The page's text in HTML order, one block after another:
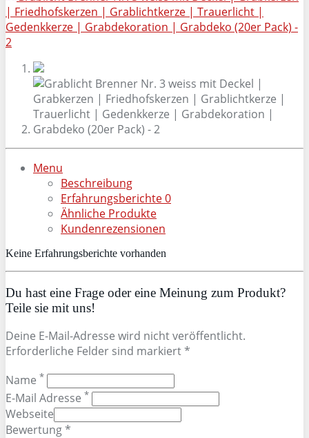
Menu
Beschreibung
Erfahrungsberichte0
Ähnliche Produkte
Kundenrezensionen
Keine Erfahrungsberichte vorhanden
Du hast eine Frage oder eine Meinung zum Produkt?
Teile sie mit uns!
Deine E-Mail-Adresse wird nicht veröffentlicht.
Erforderliche Felder sind markiert *
Name *
E-Mail Adresse *
Webseite
Bewertung *